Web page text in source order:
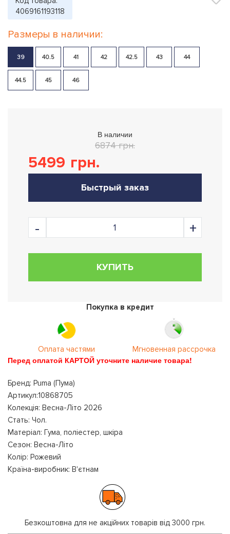
4069161193118
Размеры в наличии:
39 40.5 41 42 42.5 43 44
44.5 45 46
В наличии
6874 грн.
5499 грн.
Быстрый заказ
КУПИТЬ
Покупка в кредит
Оплата частями Мгновенная рассрочка
Перед оплатой КАРТОЙ уточните наличие товара!
Бренд: Puma (Пума)
Артикул:10868705
Колекція: Весна-Літо 2026
Стать: Чол.
Матеріал: Гума, поліестер, шкіра
Сезон: Весна-Літо
Колір: Рожевий
Країна-виробник: В'єтнам
Безкоштовна для не акційних товарів від 3000 грн.